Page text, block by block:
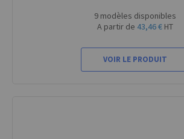
9 modèles disponibles
A partir de 43,46 € HT
VOIR LE PRODUIT